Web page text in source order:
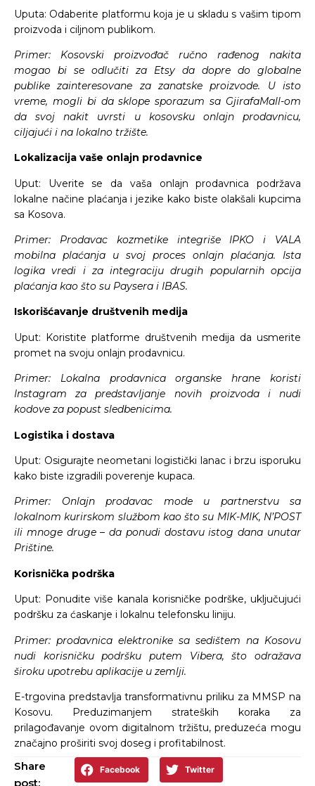
Uputa: Odaberite platformu koja je u skladu s vašim tipom
proizvoda i ciljnom publikom.
Primer: Kosovski proizvođač ručno rađenog nakita
mogao bi se odlučiti za Etsy da dopre do globalne
publike zainteresovane za zanatske proizvode. U isto
vreme, mogli bi da sklope sporazum sa GjirafaMall-om
da svoj nakit uvrsti u kosovsku onlajn prodavnicu,
ciljajući i na lokalno tržište.
Lokalizacija vaše onlajn prodavnice
Uput: Uverite se da vaša onlajn prodavnica podržava
lokalne načine plaćanja i jezike kako biste olakšali kupcima
sa Kosova.
Primer: Prodavac kozmetike integriše IPKO i VALA
mobilna plaćanja u svoj proces onlajn plaćanja. Ista
logika vredi i za integraciju drugih popularnih opcija
plaćanja kao što su Paysera i IBAS.
Iskorišćavanje društvenih medija
Uput: Koristite platforme društvenih medija da usmerite
promet na svoju onlajn prodavnicu.
Primer: Lokalna prodavnica organske hrane koristi
Instagram za predstavljanje novih proizvoda i nudi
kodove za popust sledbenicima.
Logistika i dostava
Uput: Osigurajte neometani logistički lanac i brzu isporuku
kako biste izgradili poverenje kupaca.
Primer: Onlajn prodavac mode u partnerstvu sa
lokalnom kurirskom službom kao što su MIK-MIK, N’POST
ili mnoge druge – da ponudi dostavu istog dana unutar
Prištine.
Korisnička podrška
Uput: Ponudite više kanala korisničke podrške, uključujući
podršku za ćaskanje i lokalnu telefonsku liniju.
Primer: prodavnica elektronike sa sedištem na Kosovu
nudi korisničku podršku putem Vibera, što odražava
široku upotrebu aplikacije u zemlji.
E-trgovina predstavlja transformativnu priliku za MMSP na
Kosovu. Preduzimanjem strateških koraka za
prilagođavanje ovom digitalnom tržištu, preduzeća mogu
značajno proširiti svoj doseg i profitabilnost.
Share
post:
Facebook Twitter